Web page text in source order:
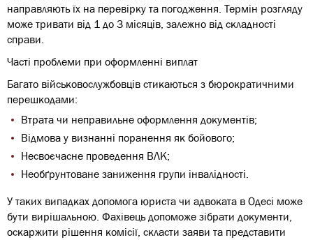
направляють їх на перевірку та погодження. Термін розгляду
може тривати від 1 до 3 місяців, залежно від складності
справи.
Часті проблеми при оформленні виплат
Багато військовослужбовців стикаються з бюрократичними
перешкодами:
Втрата чи неправильне оформлення документів;
Відмова у визнанні поранення як бойового;
Несвоєчасне проведення ВЛК;
Необґрунтоване заниження групи інвалідності.
У таких випадках допомога юриста чи адвоката в Одесі може
бути вирішальною. Фахівець допоможе зібрати документи,
оскаржити рішення комісії, скласти заяви та представити